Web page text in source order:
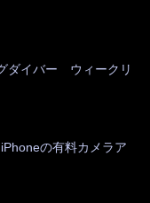
ダイバー ウィークリ
の有料カメラア